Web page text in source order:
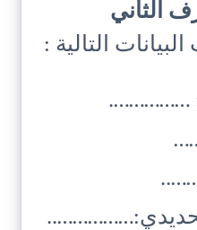
الثاني
التالية :
: …………….